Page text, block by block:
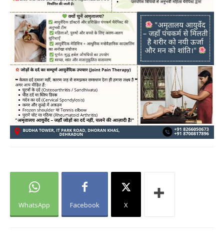
WhatsApp Facebook X